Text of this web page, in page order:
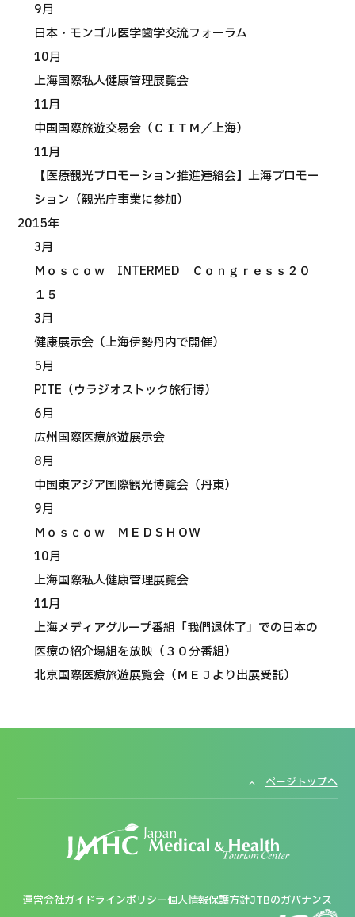
9月
日本・モンゴル医学歯学交流フォーラム
10月
上海国際私人健康管理展覧会
11月
中国国際旅遊交易会（ＣＩＴＭ／上海）
11月
【医療観光プロモーション推進連絡会】上海プロモー
ション（観光庁事業に参加）
2015年
3月
Ｍｏｓｃｏｗ INTERMED Ｃｏｎｇｒｅｓｓ２０
１５
3月
健康展示会（上海伊勢丹内で開催）
5月
PITE（ウラジオストック旅行博）
6月
広州国際医療旅遊展示会
8月
中国東アジア国際観光博覧会（丹東）
9月
Ｍｏｓｃｏｗ ＭＥＤＳＨＯＷ
10月
上海国際私人健康管理展覧会
11月
上海メディアグループ番組「我們退休了」での日本の
医療の紹介場組を放映（３０分番組）
北京国際医療旅遊展覧会（ＭＥＪより出展受託）
ページトップへ
運営会社ガイドラインポリシー個人情報保護方針JTBのガバナンス